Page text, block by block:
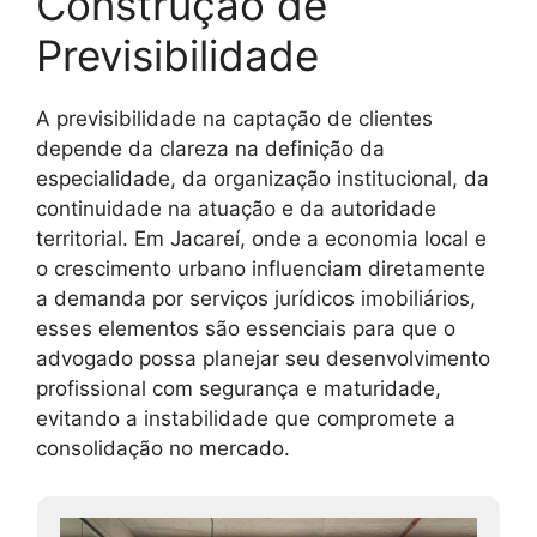
Previsibilidade
A previsibilidade na captação de clientes
depende da clareza na definição da
especialidade, da organização institucional, da
continuidade na atuação e da autoridade
territorial. Em Jacareí, onde a economia local e
o crescimento urbano influenciam diretamente
a demanda por serviços jurídicos imobiliários,
esses elementos são essenciais para que o
advogado possa planejar seu desenvolvimento
profissional com segurança e maturidade,
evitando a instabilidade que compromete a
consolidação no mercado.